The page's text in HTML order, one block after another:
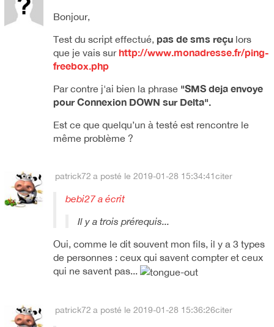
Bonjour,
Test du script effectué, pas de sms reçu lors
que je vais surhttp://www.monadresse.fr/ping-
freebox.php
Par contre j'ai bien la phrase "SMS deja envoye
pour Connexion DOWN sur Delta".
Est ce que quelqu’un à testé est rencontre le
même problème ?
patrick72 a posté le 2019-01-28 15:34:41citer
bebi27 a écrit
Il y a trois prérequis...
Oui, comme le dit souvent mon fils, il y a 3 types
de personnes : ceux qui savent compter et ceux
qui ne savent pas...
patrick72 a posté le 2019-01-28 15:36:26citer